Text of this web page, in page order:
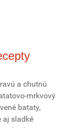
a chutnú
mrkvový
bataty,
aj sladké